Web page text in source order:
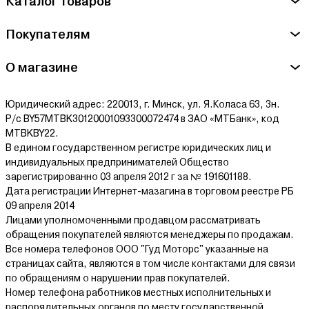
выдерживают солидный вес, однако стена для монтажа
Если вы отказались от идеи купить турник настенный в
Минске, можно рассмотреть потолочный турник. Он
серьезную нагрузку. Но важно тщательно рассчитать вес,
конструкции, например, на шведской стенке. Такой турник
удобно регулировать под разный рост, поэтому заниматься
могут и взрослые, и дети. Минус – модель занимает много
места.
При выборе обратите внимание, сколько пространства
потребует турник, если ограничений нет, то можно купить
турник 3в1 и максимально оснастить его навесным
оборудованием для интенсивных тренировок. Помните о
максимальной нагрузке, лучше приобрести турник с запасом.
В нашем ассортименте представлены модели различных
брендов, в том числе, турник Absolute Champion. Подобрать
подходящую модель поможет удобная система фильтров.
Купить турник в Беларуси: доставка по всей
Покупателям
О магазине
Юридический адрес: 220013, г. Минск, ул. Я.Коласа 63, 3н.
Р/с BY57MTBK30120001093300072474 в ЗАО «МТБанк», код
MTBKBY22.
В едином государственном регистре юридических лиц и
индивидуальных предпринимателей Общество
зарегистрированно 03 апреля 2012 г за № 191601188.
Дата регистрации Интернет-мазагина в торговом реестре РБ
09 апреля 2014
Лицами уполномоченными продавцом рассматривать
обращения покупателей являются менеджеры по продажам.
Все номера телефонов ООО "Гуд Моторс" указанные на
страницах сайта, являются в том числе контактами для связи
по обращениям о нарушении прав покупателей.
Номер телефона работников местных исполнительных и